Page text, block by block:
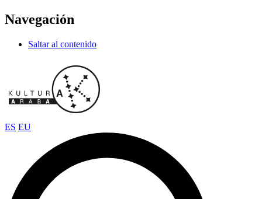
Navegación
Saltar al contenido
ES EU